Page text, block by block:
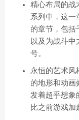
精心布局的战
系列中，这一
的章节，包括
以及为战斗
号。
永恒的艺术风
的地形和动画
发着超乎想象
比之前游戏加